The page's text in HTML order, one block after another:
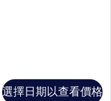
選擇日期以查看價格